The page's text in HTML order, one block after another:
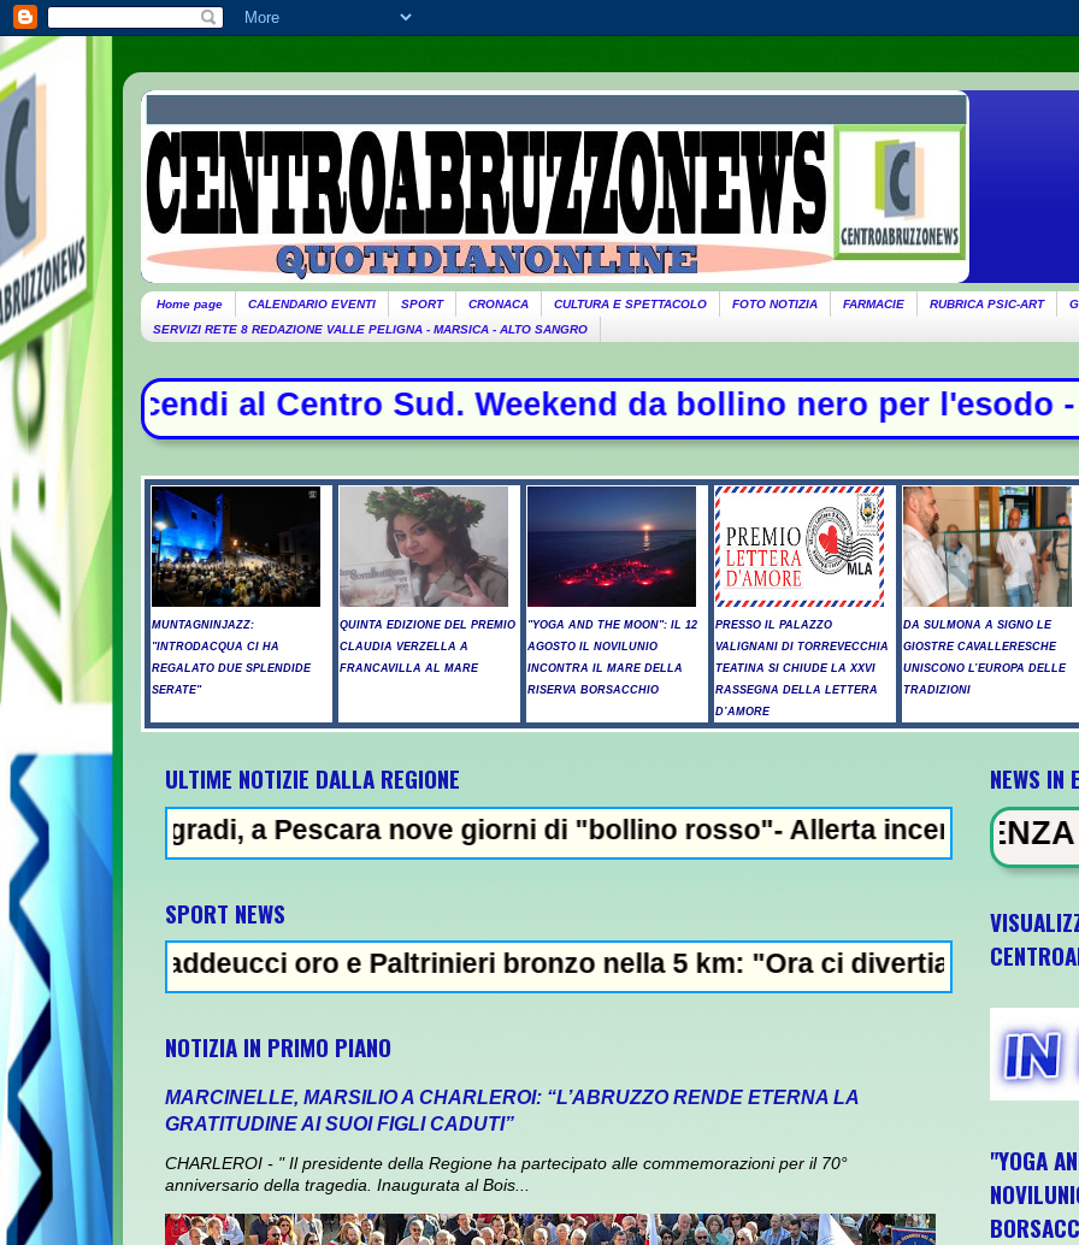
Home page CALENDARIO EVENTI SPORT CRONACA CULTURA E SPETTACOLO FOTO NOTIZIA FARMACIE RUBRICA PSIC-ART
SERVIZI RETE 8 REDAZIONE VALLE PELIGNA - MARSICA - ALTO SANGRO
Sud. Weekend da bollino nero per l'esodo - Il governo
MUNTAGNINJAZZ:
"INTRODACQUA CI HA
REGALATO DUE SPLENDIDE
SERATE"
QUINTA EDIZIONE DEL PREMIO
CLAUDIA VERZELLA A
FRANCAVILLA AL MARE
"YOGA AND THE MOON": IL 12
AGOSTO IL NOVILUNIO
INCONTRA IL MARE DELLA
RISERVA BORSACCHIO
PRESSO IL PALAZZO
VALIGNANI DI TORREVECCHIA
TEATINA SI CHIUDE LA XXVI
RASSEGNA DELLA LETTERA
D’AMORE
DA SULMONA A SIGNO LE
GIOSTRE CAVALLERESCHE
UNISCONO L’EUROPA DELLE
TRADIZIONI
ULTIME NOTIZIE DALLA REGIONE
a Pescara nove giorni di "bollino rosso"- Allerta incendi in Abruzzo,
SPORT NEWS
oro e Paltrinieri bronzo nella 5 km: "Ora ci divertiamo in staffetta"-
NOTIZIA IN PRIMO PIANO
MARCINELLE, MARSILIO A CHARLEROI: “L’ABRUZZO RENDE ETERNA LA
GRATITUDINE AI SUOI FIGLI CADUTI”
CHARLEROI - " Il presidente della Regione ha partecipato alle commemorazioni per il 70°
anniversario della tragedia. Inaugurata al Bois...
NEWS IN
NEWS IN EVIDENZA - Raid russi
"YOGA